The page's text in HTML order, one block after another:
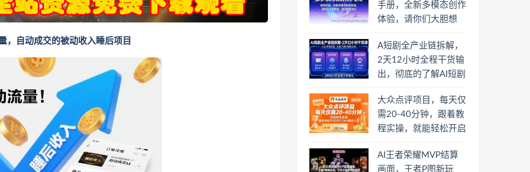
，自动成交的被动收入睡后项目
手册，全新多模态创作
体验，请你们大胆想
A短剧全产业链拆解，
2天12小时全程干货输
出，彻底的了解AI短剧
大众点评项目，每天仅
需20-40分钟，跟着教
程实操，就能轻松开启
AI王者荣耀MVP结算
画面，王者P图新玩